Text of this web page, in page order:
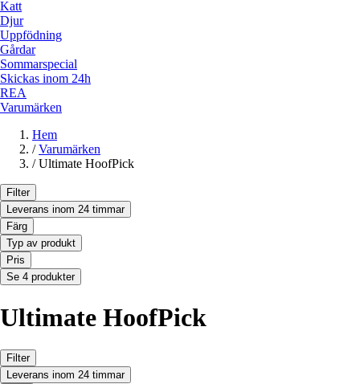
Katt
Djur
Uppfödning
Gårdar
Sommarspecial
Skickas inom 24h
REA
Varumärken
Hem
/ Varumärken
/ Ultimate HoofPick
Filter
Leverans inom 24 timmar
Färg
Typ av produkt
Pris
Se 4 produkter
Ultimate HoofPick
Filter
Leverans inom 24 timmar